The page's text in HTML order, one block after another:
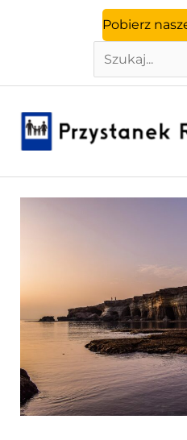
Pobierz